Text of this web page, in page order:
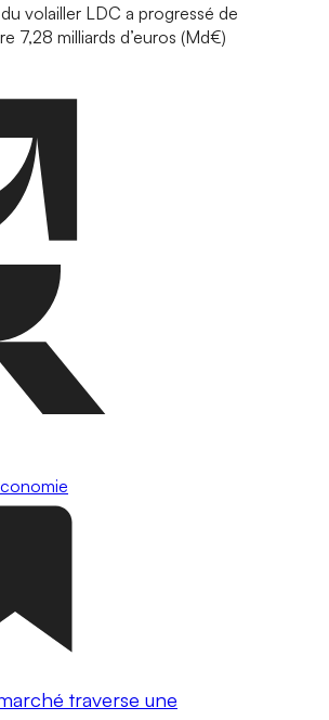
volailler LDC a progressé de
7,28 milliards d’euros (Md€)
traverse une